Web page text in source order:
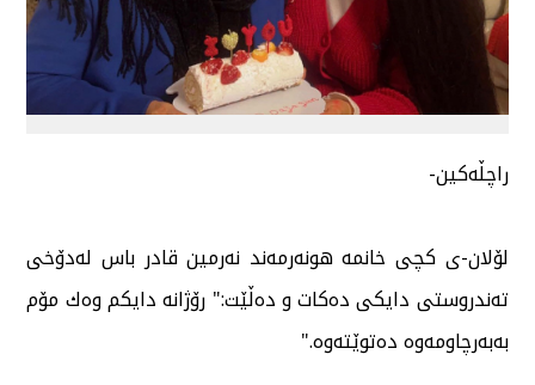
راچڵەكین-
لۆلان-ی كچی خانمە هونەرمەند نەرمین قادر باس لەدۆخی
تەندروستی دایكی دەكات و دەڵێت:" رۆژانە دایكم وەك مۆم
بەبەرچاومەوە دەتوێتەوە."